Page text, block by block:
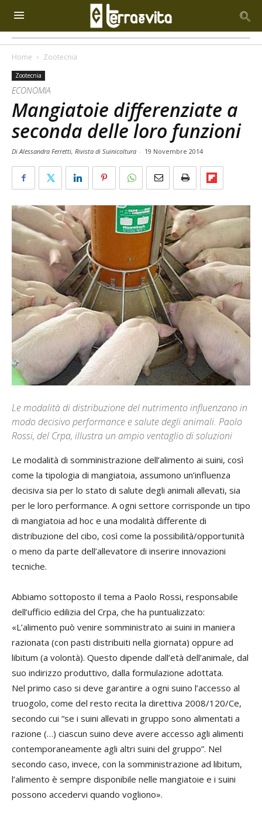
Home Zootecnia
Zootecnia
ECONOMIA
Mangiatoie differenziate a
seconda delle loro funzioni
Di Alessandra Ferretti, Rivista di Suinicoltura - 19 Novembre 2014
Le modalità di distribuzione del nutrimento influenzano in
modo decisivo performance e salute degli animali. Paolo
Rossi, del Crpa, illustra un ampio ventaglio di soluzioni
Le modalità di somministrazione dell’alimento ai suini, così
come la tipologia di mangiatoia, assumono un’influenza
decisiva sia per lo stato di salute degli animali allevati, sia
per le loro performance. A ogni settore corrisponde un tipo
di mangiatoia ad hoc e una modalità differente di
distribuzione del cibo, così come la possibilità/opportunità
o meno da parte dell’allevatore di inserire innovazioni
tecniche.
Abbiamo sottoposto il tema a Paolo Rossi, responsabile
dell’ufficio edilizia del Crpa, che ha puntualizzato:
«L’alimento può venire somministrato ai suini in maniera
razionata (con pasti distribuiti nella giornata) oppure ad
libitum (a volontà). Questo dipende dall’età dell’animale, dal
suo indirizzo produttivo, dalla formulazione adottata.
Nel primo caso si deve garantire a ogni suino l’accesso al
truogolo, come del resto recita la direttiva 2008/120/Ce,
secondo cui “se i suini allevati in gruppo sono alimentati a
razione (…) ciascun suino deve avere accesso agli alimenti
contemporaneamente agli altri suini del gruppo”. Nel
secondo caso, invece, con la somministrazione ad libitum,
l’alimento è sempre disponibile nelle mangiatoie e i suini
possono accedervi quando vogliono».